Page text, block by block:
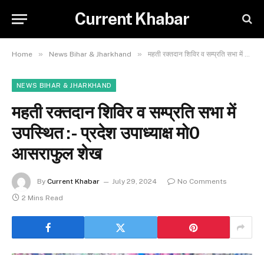
Current Khabar
Home » News Bihar & Jharkhand » महती रक्तदान शिविर व सम्प्रति सभा में उपस्थित :- प्रदेश उपाध्याक्ष मो0 आसराफुल शेख
NEWS BIHAR & JHARKHAND
महती रक्तदान शिविर व सम्प्रति सभा में
उपस्थित :- प्रदेश उपाध्याक्ष मो0
आसराफुल शेख
By Current Khabar July 29, 2024
No Comments
2 Mins Read